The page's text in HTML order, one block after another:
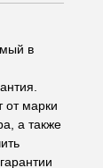
в
от марки
а также